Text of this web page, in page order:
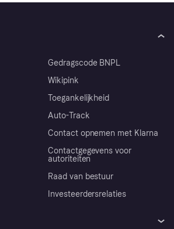
Gedragscode BNPL
Wikipink
Toegankelijkheid
Auto-Track
Contact opnemen met Klarna
Contactgegevens voor
autoriteiten
Raad van bestuur
Investeerdersrelaties